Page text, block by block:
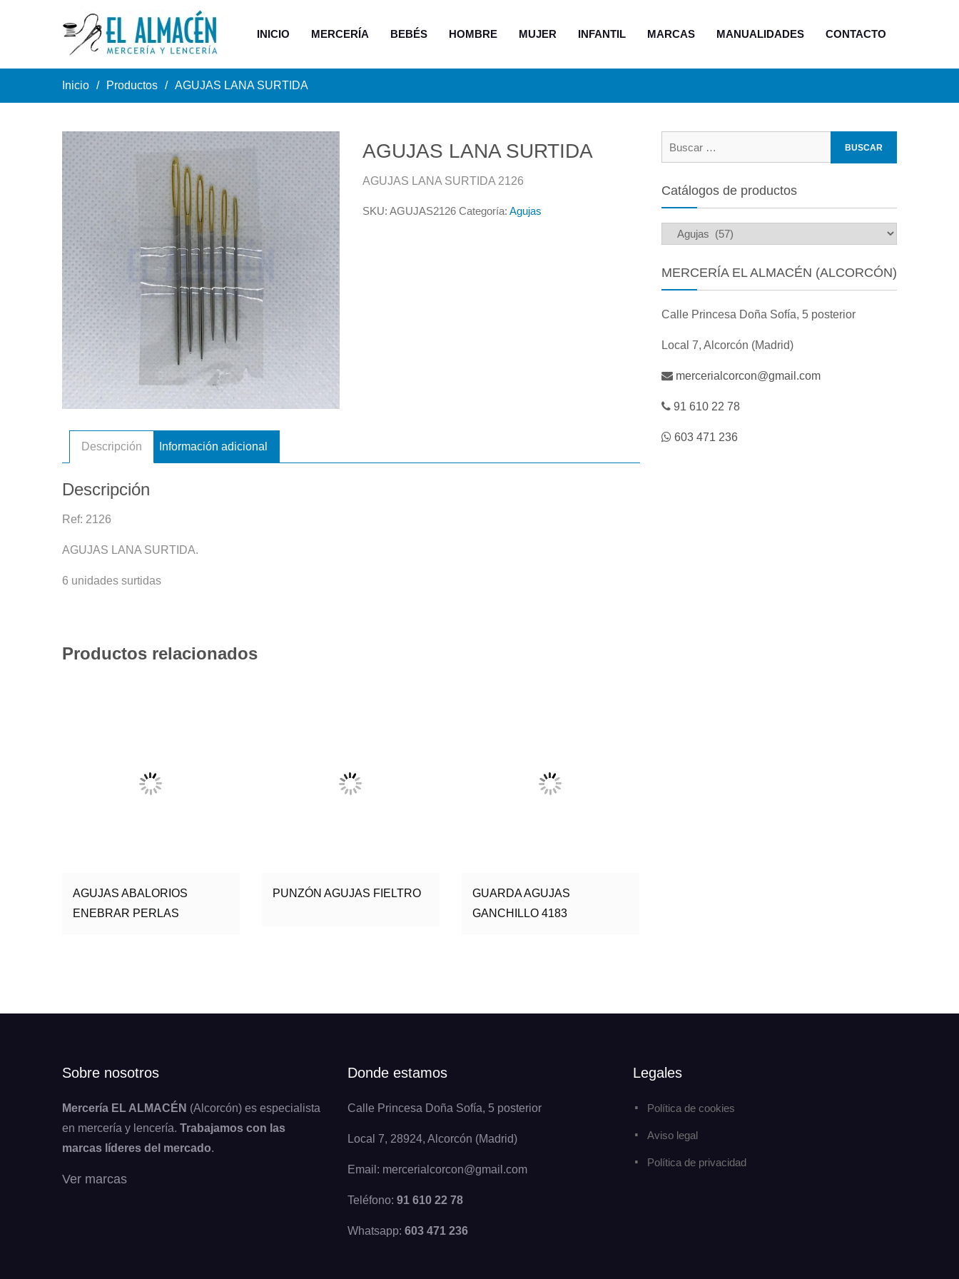
INICIO MERCERÍA BEBÉS HOMBRE MUJER INFANTIL MARCAS MANUALIDADES CONTACTO
Inicio Productos AGUJAS LANA SURTIDA
AGUJAS LANA SURTIDA
AGUJAS LANA SURTIDA 2126
SKU:AGUJAS2126 Categoría:Agujas
Descripción Información adicional
Descripción
Ref: 2126
AGUJAS LANA SURTIDA.
6 unidades surtidas
Productos relacionados
AGUJAS ABALORIOS
ENEBRAR PERLAS
PUNZÓN AGUJAS FIELTRO
GUARDA AGUJAS
GANCHILLO 4183
Catálogos de productos
MERCERÍA EL ALMACÉN (ALCORCÓN)
Calle Princesa Doña Sofía, 5 posterior
Local 7, Alcorcón (Madrid)
mercerialcorcon@gmail.com
91 610 22 78
603 471 236
Sobre nosotros
Mercería EL ALMACÉN (Alcorcón) es especialista
en mercería y lencería. Trabajamos con las
marcas líderes del mercado.
Ver marcas
Donde estamos
Calle Princesa Doña Sofía, 5 posterior
Local 7, 28924, Alcorcón (Madrid)
Email: mercerialcorcon@gmail.com
Teléfono: 91 610 22 78
Whatsapp: 603 471 236
Legales
Política de cookies
Aviso legal
Política de privacidad